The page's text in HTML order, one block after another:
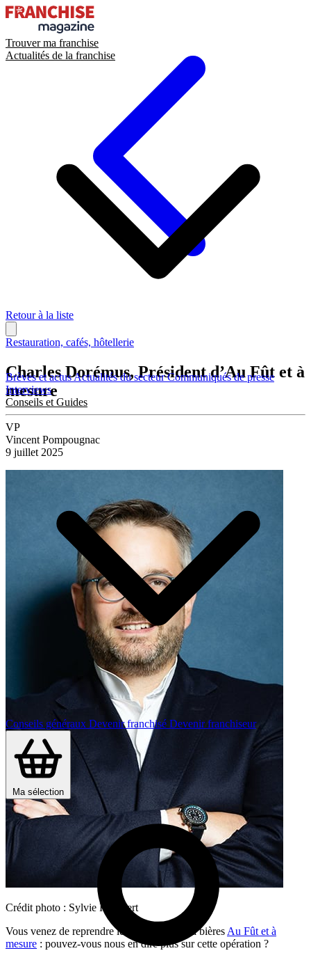
Trouver ma franchise
Actualités de la franchise
Brèves et actusActualités du secteurCommuniqués de presse
Interviews
Conseils et Guides
Conseils généraux Devenir franchisé Devenir franchiseur
Ma sélection
Retour à la liste
Restauration, cafés, hôtellerie
Charles Dorémus, Président d’Au Fût et à
mesure
VP
Vincent Pompougnac
9 juillet 2025
Crédit photo : Sylvie Humbert
Vous venez de reprendre le réseau de bars à bières Au Fût et à
mesure : pouvez-vous nous en dire plus sur cette opération ?